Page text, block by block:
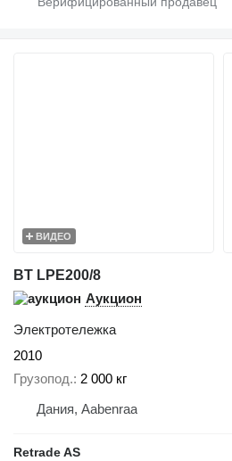
ВИДЕО
BT LPE200/8
Аукцион
Электротележка
2010
Грузопод. 2 000 кг
Дания, Aabenraa
Retrade AS